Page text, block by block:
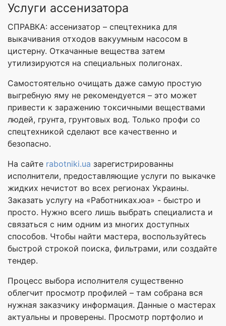
Услуги ассенизатора
СПРАВКА: ассенизатор – спецтехника для
выкачивания отходов вакуумным насосом в
цистерну. Откачанные вещества затем
утилизируются на специальных полигонах.
Самостоятельно очищать даже самую простую
выгребную яму не рекомендуется – это может
привести к заражению токсичными веществами
людей, грунта, грунтовых вод. Только профи со
спецтехникой сделают все качественно и
безопасно.
На сайте rabotniki.ua зарегистрированны
исполнители, предоставляющие услуги по выкачке
жидких нечистот во всех регионах Украины.
Заказать услугу на «Работниках.юа» - быстро и
просто. Нужно всего лишь выбрать специалиста и
связаться с ним одним из многих доступных
способов. Чтобы найти мастера, воспользуйтесь
быстрой строкой поиска, фильтрами, или создайте
тендер.
Процесс выбора исполнителя существенно
облегчит просмотр профилей – там собрана вся
нужная заказчику информация. Данные о мастерах
актуальны и проверены. Просмотр портфолио и